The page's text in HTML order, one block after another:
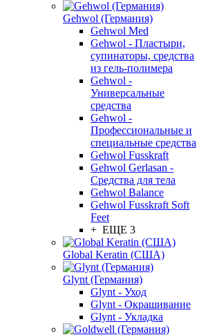
Gehwol (Германия)
Gehwol Med
Gehwol - Пластыри,
супинаторы, средства
из гель-полимера
Gehwol -
Универсальные
средства
Gehwol -
Профессиональные и
специальные средства
Gehwol Fusskraft
Gehwol Gerlasan -
Средства для тела
Gehwol Balance
Gehwol Fusskraft Soft
Feet
+ ЕЩЕ 3
Global Keratin (США)
Glynt (Германия)
Glynt - Уход
Glynt - Окрашивание
Glynt - Укладка